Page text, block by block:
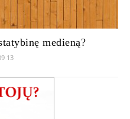
medieną?
13